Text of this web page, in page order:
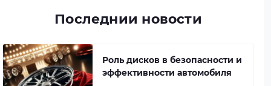
Последнии новости
Роль дисков в безопасности и
эффективности автомобиля